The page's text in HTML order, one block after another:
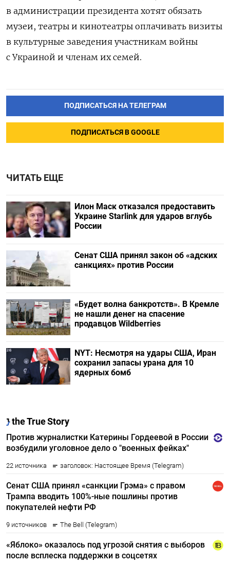
в администрации президента хотят обязать
музеи, театры и кинотеатры оплачивать визиты
в культурные заведения участникам войны
с Украиной и членам их семей.
ПОДПИСАТЬСЯ НА ТЕЛЕГРАМ
ПОДПИСАТЬСЯ В GOOGLE
ЧИТАТЬ ЕЩЕ
Илон Маск отказался предоставить
Украине Starlink для ударов вглубь
России
Сенат США принял закон об «адских
санкциях» против России
«Будет волна банкротств». В Кремле
не нашли денег на спасение
продавцов Wildberries
NYT: Несмотря на удары США, Иран
сохранил запасы урана для 10
ядерных бомб